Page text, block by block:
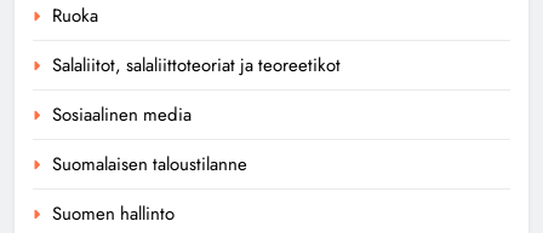
Ruoka
Salaliitot, salaliittoteoriat ja teoreetikot
Sosiaalinen media
Suomalaisen taloustilanne
Suomen hallinto